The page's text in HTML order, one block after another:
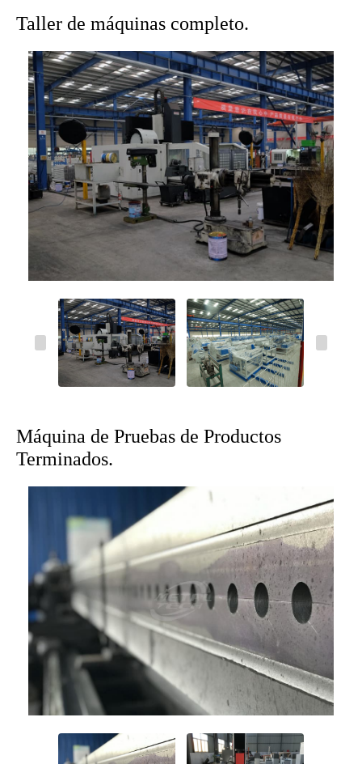
Taller de máquinas completo.
Máquina de Pruebas de Productos
Terminados.